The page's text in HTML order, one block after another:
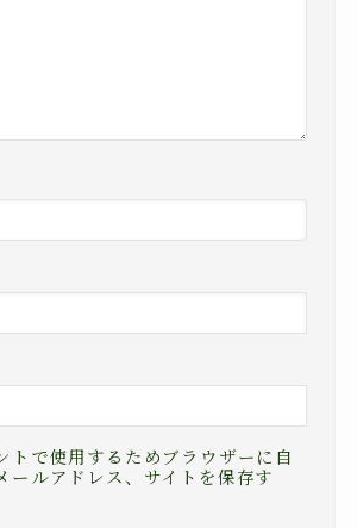
トで使用するためブラウザーに自
ールアドレス、サイトを保存す